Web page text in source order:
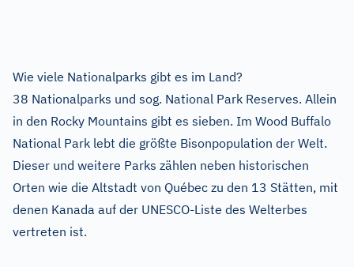
Wie viele Nationalparks gibt es im Land?
38 Nationalparks und sog. National Park Reserves. Allein
in den Rocky Mountains gibt es sieben. Im Wood Buffalo
National Park lebt die größte Bisonpopulation der Welt.
Dieser und weitere Parks zählen neben historischen
Orten wie die Altstadt von Québec zu den 13 Stätten, mit
denen Kanada auf der UNESCO-Liste des Welterbes
vertreten ist.